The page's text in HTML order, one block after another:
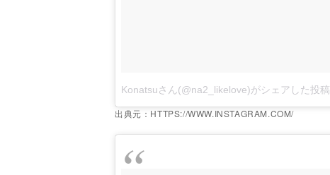
Konatsuさん(@na2_likelove)がシェアした投稿
出典元：HTTPS://WWW.INSTAGRAM.COM/